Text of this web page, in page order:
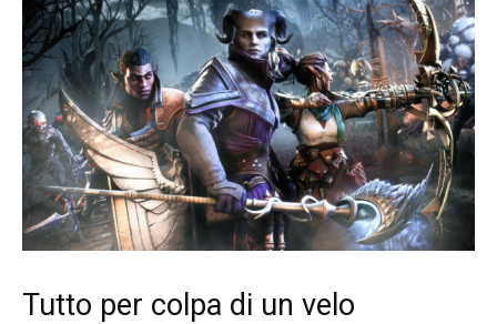
Tutto per colpa di un velo